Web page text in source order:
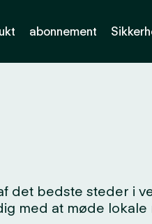
abonnement
det bedste steder i
med at møde